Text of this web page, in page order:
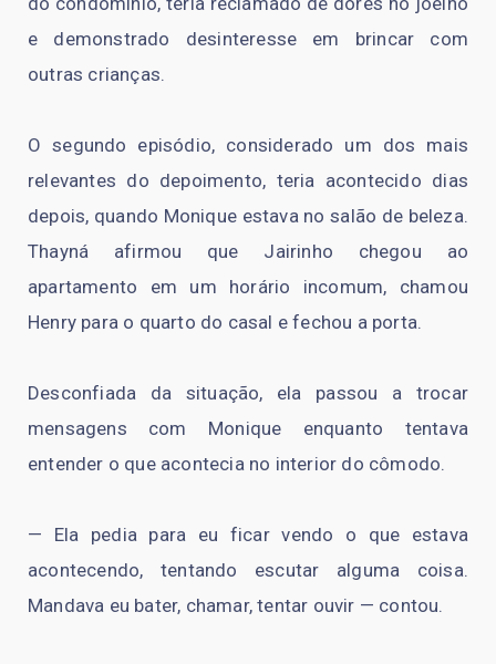
e demonstrado desinteresse em brincar com
outras crianças.
O segundo episódio, considerado um dos mais
relevantes do depoimento, teria acontecido dias
depois, quando Monique estava no salão de beleza.
Thayná afirmou que Jairinho chegou ao
apartamento em um horário incomum, chamou
Henry para o quarto do casal e fechou a porta.
Desconfiada da situação, ela passou a trocar
mensagens com Monique enquanto tentava
entender o que acontecia no interior do cômodo.
— Ela pedia para eu ficar vendo o que estava
acontecendo, tentando escutar alguma coisa.
Mandava eu bater, chamar, tentar ouvir — contou.